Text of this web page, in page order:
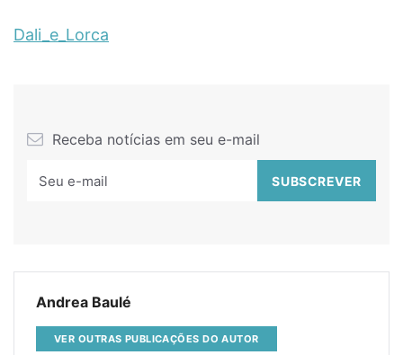
Dali_e_Lorca
Receba notícias em seu e-mail
Andrea Baulé
VER OUTRAS PUBLICAÇÕES DO AUTOR